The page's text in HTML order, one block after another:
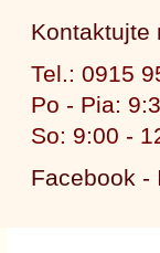
Kontaktujte
Tel.: 0915
Po - Pia:
So: 9:00 -
Facebook -